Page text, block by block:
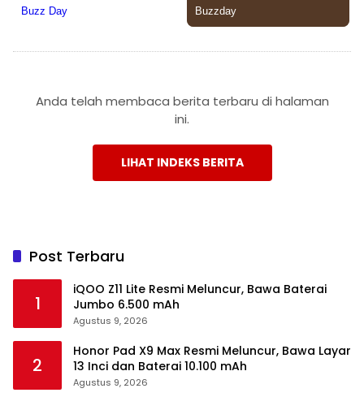
Anda telah membaca berita terbaru di halaman
ini.
LIHAT INDEKS BERITA
Post Terbaru
1
iQOO Z11 Lite Resmi Meluncur, Bawa Baterai
Jumbo 6.500 mAh
Agustus 9, 2026
2
Honor Pad X9 Max Resmi Meluncur, Bawa Layar
13 Inci dan Baterai 10.100 mAh
Agustus 9, 2026